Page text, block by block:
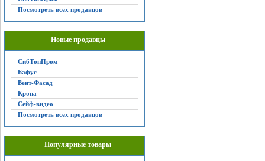
Посмотреть всех продавцов
Новые продавцы
СибТопПром
Бафус
Вент-Фасад
Крона
Сейф-видео
Посмотреть всех продавцов
Популярные товары